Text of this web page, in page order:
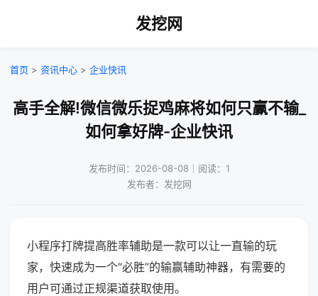
发挖网
首页 > 资讯中心 > 企业快讯
高手全解!微信微乐捉鸡麻将如何只赢不输_
如何拿好牌-企业快讯
发布时间：2026-08-08｜阅读：1
发布者：发挖网
小程序打牌提高胜率辅助是一款可以让一直输的玩
家，快速成为一个“必胜”的输赢辅助神器，有需要的
用户可通过正规渠道获取使用。